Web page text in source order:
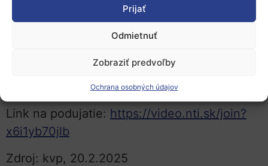
Prijať
Odmietnuť
Zobraziť predvoľby
Ochrana osobných údajov
význam, činnosť a benefity členstva v
Európskej asociácii správcov a projektových
nadväznosti na hľadanie partnerov do
Link na podujatie: https://video.nti.sk/join?
x6i1yb70jlb
Zdroj: kvp, 20.2.2025